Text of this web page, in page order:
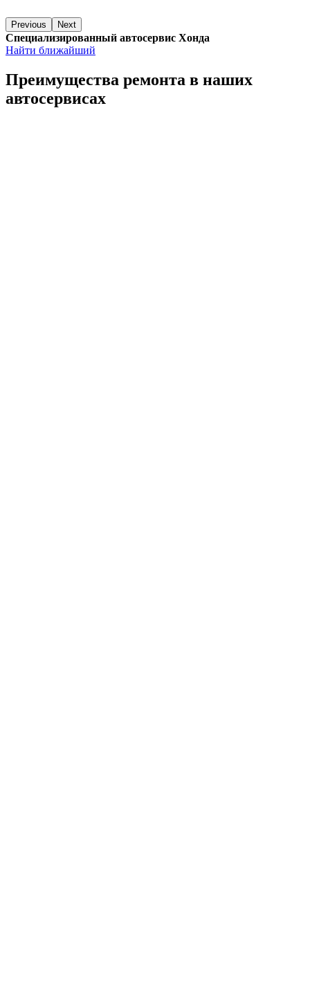
Previous Next
Специализированный автосервис Хонда
Найти ближайший
Преимущества ремонта в наших
автосервисах